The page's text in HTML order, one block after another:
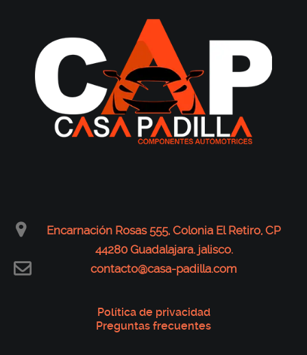
Encarnación Rosas 555, Colonia El Retiro, CP
44280 Guadalajara. jalisco.
contacto@casa-padilla.com
Política de privacidad
Preguntas frecuentes